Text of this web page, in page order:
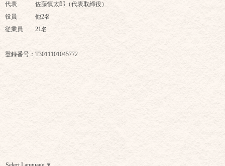
代表 佐藤慎太郎（代表取締役）
役員 他2名
従業員 21名
登録番号：T3011101045772